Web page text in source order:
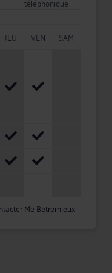
JEU VEN
SAM
Me Betremieux